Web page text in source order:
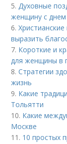
5. Духовные
женщину с
6.
выразить
7. Короткие и
для женщины в
8.Стратегии
жизнь
9. Какие
Тольятти
10. Какие
Москве
11. 10 простых